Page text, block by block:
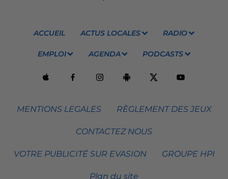
ACCUEIL ACTUS LOCALES RADIO
EMPLOI AGENDA PODCASTS
MENTIONS LEGALES RÈGLEMENT DES JEUX
CONTACTEZ NOUS
VOTRE PUBLICITÉ SUR EVASION GROUPE HPI
Plan du site